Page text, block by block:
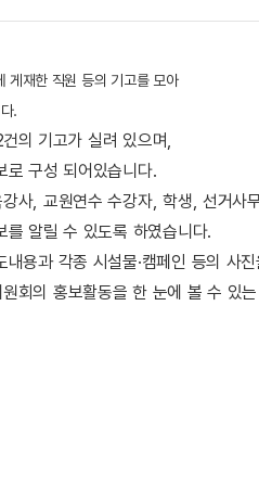
게재한 직원 등의 기고를 모아
.
의 기고가 실려 있으며,
로 구성 되어있습니다.
사, 교원연수 수강자, 학생, 선거사
알릴 수 있도록 하였습니다.
용과 각종 시설물·캠페인 등의 사
회의 홍보활동을 한 눈에 볼 수 있